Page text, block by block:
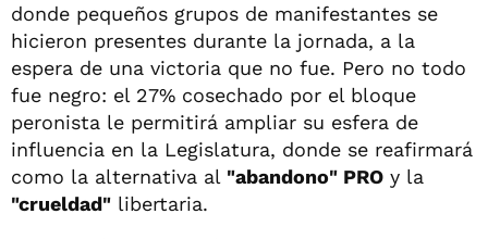
donde pequeños grupos de manifestantes se
hicieron presentes durante la jornada, a la
espera de una victoria que no fue. Pero no todo
fue negro: el 27% cosechado por el bloque
peronista le permitirá ampliar su esfera de
influencia en la Legislatura, donde se reafirmará
como la alternativa al "abandono" PRO y la
"crueldad" libertaria.